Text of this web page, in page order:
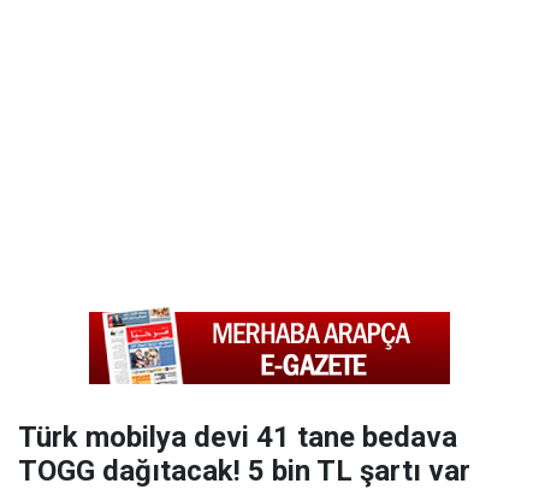
Türk mobilya devi 41 tane bedava
TOGG dağıtacak! 5 bin TL şartı var